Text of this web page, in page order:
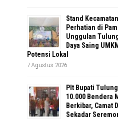
Stand
Perhatian di
Unggulan
Daya Saing
Potensi Lokal
7 Agustus 2026
Plt Bupati
10.000 Bendera
Berkibar, Camat
Sekadar